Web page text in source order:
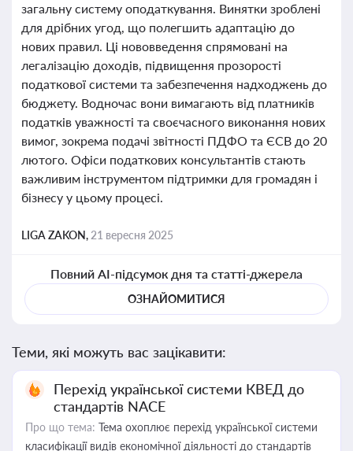
загальну систему оподаткування. Винятки зроблені
для дрібних угод, що полегшить адаптацію до
нових правил. Ці нововведення спрямовані на
легалізацію доходів, підвищення прозорості
податкової системи та забезпечення надходжень до
бюджету. Водночас вони вимагають від платників
податків уважності та своєчасного виконання нових
вимог, зокрема подачі звітності ПДФО та ЄСВ до 20
лютого. Офіси податкових консультантів стають
важливим інструментом підтримки для громадян і
бізнесу у цьому процесі.
LIGA ZAKON, 21 вересня 2025
Повний AI-підсумок дня та статті-джерела
ОЗНАЙОМИТИСЯ
Теми, які можуть вас зацікавити:
Перехід української системи КВЕД до
стандартів NACE
Про що тема: Тема охоплює перехід української системи
класифікації видів економічної діяльності до стандартів